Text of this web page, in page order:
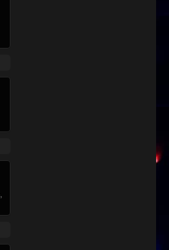
PRESENTA NUEVO ÁLBUM
DE RECOLETA EN SALA MASTER"